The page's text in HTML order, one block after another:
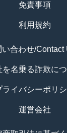
免責事項
利用規約
い合わせ/Contact
を名乗る詐欺に
ライバシーポリ
運営会社